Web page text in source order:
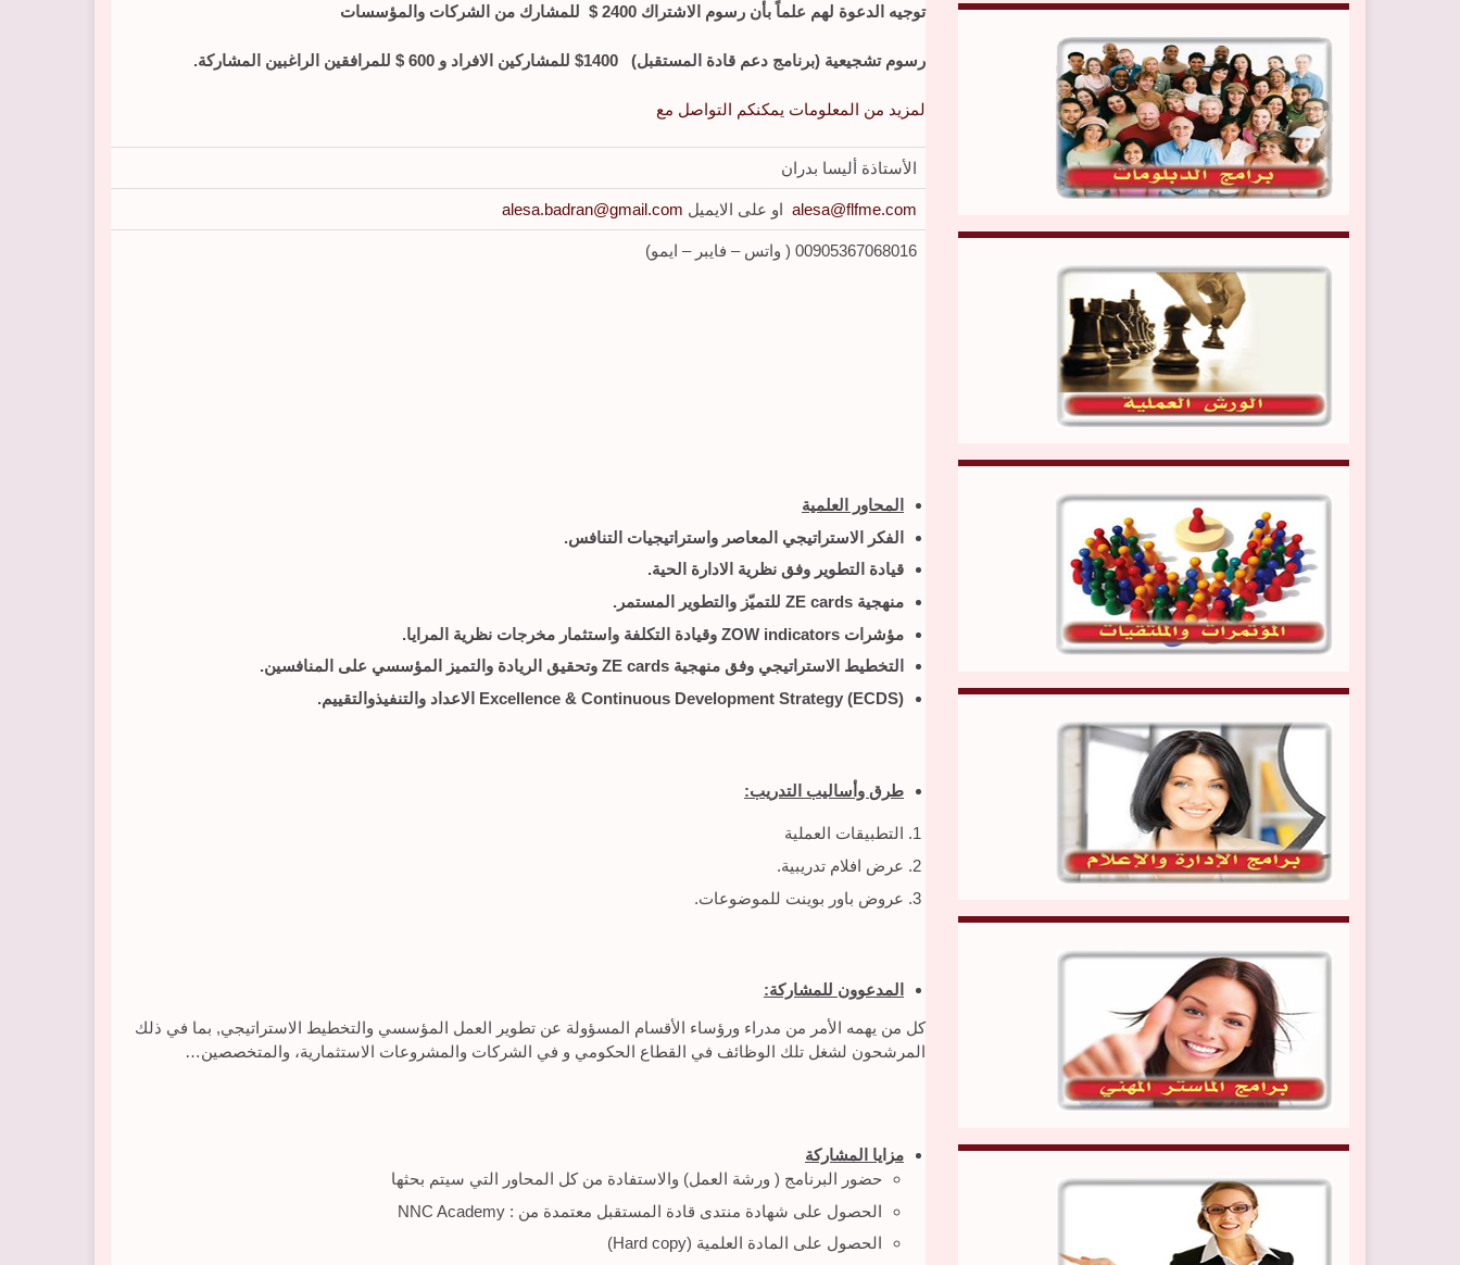
توجيه الدعوة لهم علماً بأن رسوم الاشتراك 2400
$ للمشارك من الشركات والمؤسسات
رسوم تشجيعية (برنامج دعم قادة المستقبل) $ للمشاركين الافراد و 600
$ للمرافقين الراغبين المشاركة.
لمزيد من المعلومات يمكنكم التواصل مع
الأستاذة أليسا بدران
alesa@flfme.com او على الايميل alesa.badran@gmail.com
00905367068016 ( واتس – فايبر – ايمو)
المحاور العلمية
الفكر الاستراتيجي المعاصر واستراتيجيات التنافس.
قيادة التطوير وفق نظرية الادارة الحية.
منهجية ZE cards للتميّز والتطوير المستمر.
مؤشرات ZOW indicators وقيادة التكلفة واستثمار مخرجات نظرية المرايا.
التخطيط الاستراتيجي وفق منهجية ZE cards وتحقيق الريادة والتميز المؤسسي على المنافسين.
Excellence & Continuous Development Strategy (ECDS) الاعداد والتنفيذوالتقييم.
طرق وأساليب التدريب:
التطبيقات العملية
عرض افلام تدريبية.
عروض باور بوينت للموضوعات.
المدعوون للمشاركة:
كل من يهمه الأمر من مدراء ورؤساء الأقسام المسؤولة عن تطوير العمل المؤسسي والتخطيط الاستراتيجي, بما في ذلك
المرشحون لشغل تلك الوظائف في القطاع الحكومي و في الشركات والمشروعات الاستثمارية، والمتخصصين…
مزايا المشاركة
حضور البرنامج ( ورشة العمل) والاستفادة من كل المحاور التي سيتم بحثها
الحصول على شهادة منتدى قادة المستقبل معتمدة من : NNC Academy
الحصول على المادة العلمية (Hard copy)